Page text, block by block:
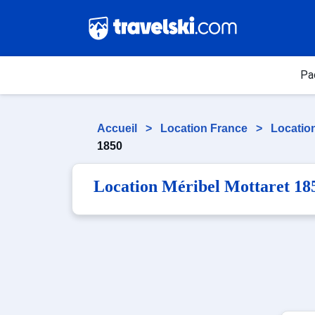
Accueil > Location France >
1850
Location Méribel Mottaret